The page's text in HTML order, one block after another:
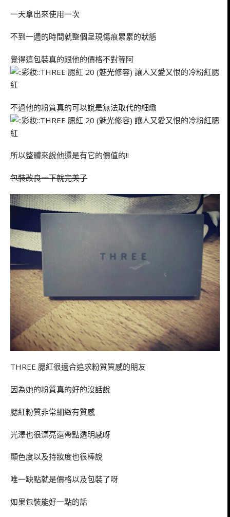
一天拿出來使用一次
不到一週的時間就整個呈現傷痕累累的狀態
覺得這包裝真的跟他的價格不對等阿
不過他的粉質真的可以說是無法取代的細緻
所以整體來說他還是有它的價值的!!
包裝改良一下就完美了
THREE 腮紅很適合追求粉質質感的朋友
因為她的粉質真的好的沒話說
腮紅粉質非常細緻有質感
光澤也很漂亮還帶點透明感呀
顯色度以及持妝度也很棒說
唯一缺點就是價格以及包裝了呀
如果包裝能好一點的話